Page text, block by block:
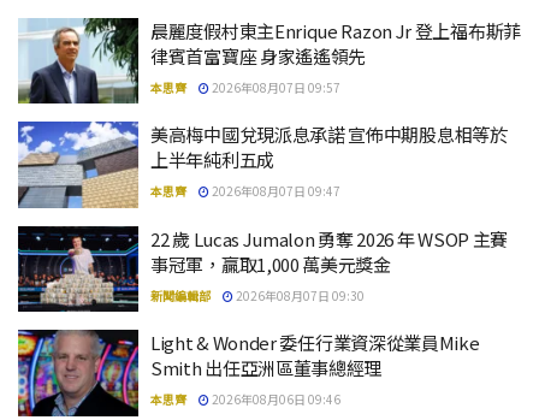
晨麗度假村東主Enrique Razon Jr 登上福布斯菲
律賓首富寶座 身家遙遙領先
本思齊 2026年08月07日 09:57
美高梅中國兌現派息承諾 宣佈中期股息相等於
上半年純利五成
本思齊 2026年08月07日 09:47
22 歲 Lucas Jumalon 勇奪 2026 年 WSOP 主賽
事冠軍，贏取1,000 萬美元獎金
新聞編輯部 2026年08月07日 09:30
Light & Wonder 委任行業資深從業員Mike
Smith 出任亞洲區董事總經理
本思齊 2026年08月06日 09:46